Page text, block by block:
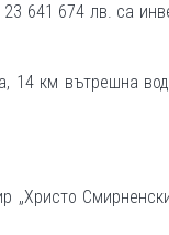
641 674 лв. са
14 км вътрешна
„Христо